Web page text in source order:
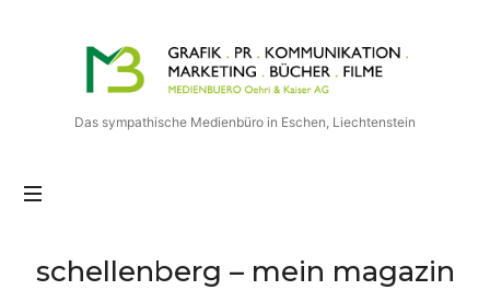
Das sympathische Medienbüro in Eschen, Liechtenstein
schellenberg – mein magazin